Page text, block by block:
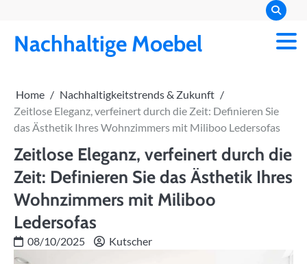
content
Nachhaltige Moebel
Home
Nachhaltigkeitstrends & Zukunft
Zeitlose Eleganz, verfeinert durch die Zeit: Definieren Sie
das Ästhetik Ihres Wohnzimmers mit Miliboo Ledersofas
Zeitlose Eleganz, verfeinert durch die
Zeit: Definieren Sie das Ästhetik Ihres
Wohnzimmers mit Miliboo
Ledersofas
08/10/2025 Kutscher